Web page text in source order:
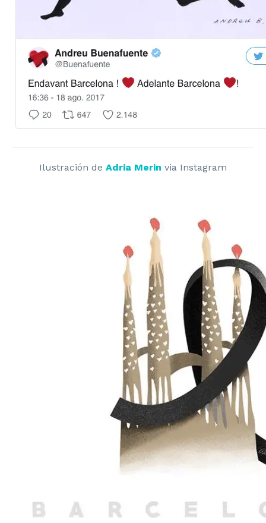
Ilustración de Adria Merin via Instagram